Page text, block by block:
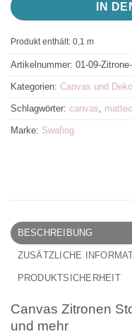
IN
Produkt enthält: 0,1 m
Artikelnummer: 01-09-
Kategorien: Canvas und
Schlagwörter: canvas, matteo
Marke: Swafing
BESCHREIBUNG
ZUSÄTZLICHE
PRODUKTSICHERHEIT
Canvas Zitronen
und mehr